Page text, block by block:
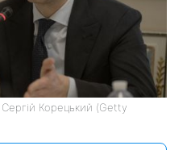
Корецький (Getty